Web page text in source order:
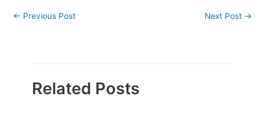
← Previous Post Next Post →
Related Posts